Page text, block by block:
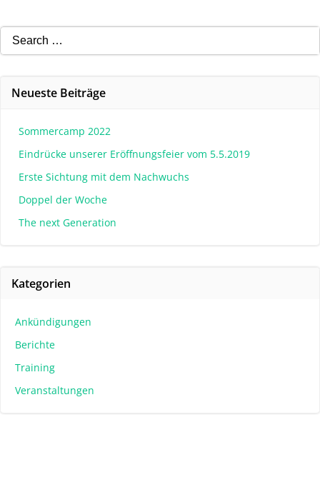
Search
for:
Neueste Beiträge
Sommercamp 2022
Eindrücke unserer Eröffnungsfeier vom 5.5.2019
Erste Sichtung mit dem Nachwuchs
Doppel der Woche
The next Generation
Kategorien
Ankündigungen
Berichte
Training
Veranstaltungen